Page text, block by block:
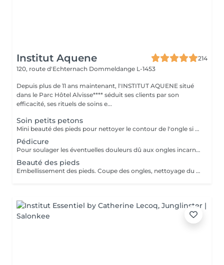
Institut Aquene
214
120, route d'Echternach Dommeldange L-1453
Depuis plus de 11 ans maintenant, l'INSTITUT AQUENE situé
dans le Parc Hôtel Alvisse**** séduit ses clients par son
efficacité, ses rituels de soins e...
Soin petits petons
Mini beauté des pieds pour nettoyer le contour de l'ongle si nécessaire. Si l'enfant le souhaite nous lui offrons la pose vernis avec les couleurs biosourcées totalement naturelles.
Pédicure
Pour soulager les éventuelles douleurs dû aux ongles incarnés, cors. L'usage du bistouri pour enlever de simple callosités sera considéré comme une pédicure.
Beauté des pieds
Embellissement des pieds. Coupe des ongles, nettoyage du contour des cuticules et râpe pour poncer le dessous des pieds.